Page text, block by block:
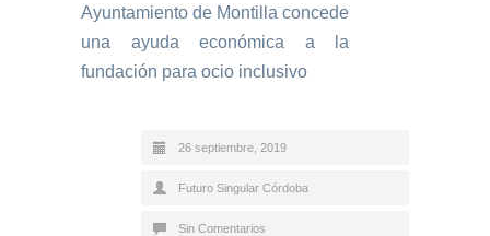
Ayuntamiento de Montilla concede
una ayuda económica a la
fundación para ocio inclusivo
26 septiembre, 2019
Futuro Singular Córdoba
Sin Comentarios